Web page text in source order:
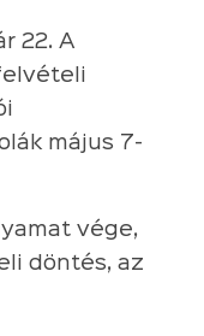
22. A
május 7-
vége,
döntés, az